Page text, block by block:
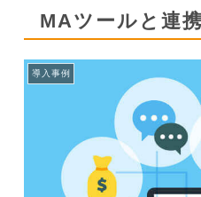
smile survey for
smile survey MYPAGE
官公庁自治体向け
MAツールと連
導入事例